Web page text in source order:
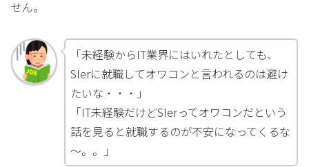
せん。
「未経験からIT業界にはいれたとしても、
SIerに就職してオワコンと言われるのは避け
たいな・・・」
「IT未経験だけどSIerってオワコンだという
話を見ると就職するのが不安になってくるな
～。。」